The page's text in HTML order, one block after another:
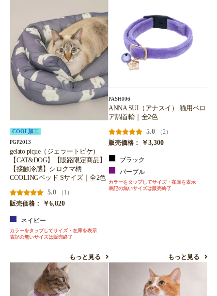
COOL加工
PGP2013
gelato pique（ジェラートピケ）
【CAT&DOG】【販路限定商品】
【接触冷感】シロクマ柄
COOLINGベッド Sサイズ｜全2色
5.0
（1）
販売価格：
￥6,820
ネイビー
カラーをタップしてサイズ・在庫を表示
表記の無いサイズは販売終了
もっと見る
PASH006
ANNA SUI（アナスイ） 猫用ベロ
ア調首輪｜全2色
5.0
（2）
販売価格：
￥3,300
ブラック
パープル
カラーをタップしてサイズ・在庫を表示
表記の無いサイズは販売終了
もっと見る